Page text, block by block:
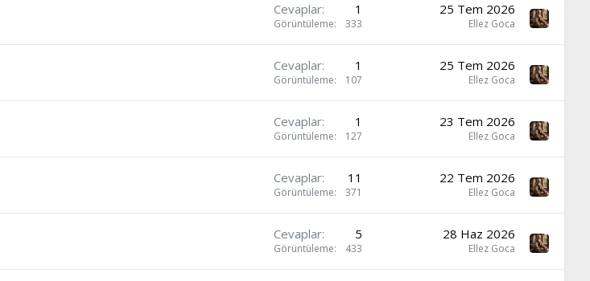
Cevaplar 1
Görüntüleme 333
25 Tem 2026
Ellez Goca
Cevaplar 1
Görüntüleme 107
25 Tem 2026
Ellez Goca
Cevaplar 1
Görüntüleme 127
23 Tem 2026
Ellez Goca
Cevaplar 11
Görüntüleme 371
22 Tem 2026
Ellez Goca
Cevaplar 5
Görüntüleme 433
28 Haz 2026
Ellez Goca